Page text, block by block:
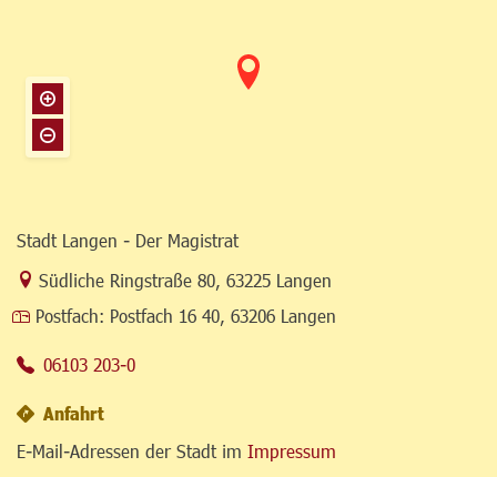
Stadt Langen - Der Magistrat
Link zur Google-Maps Navigation
Südliche Ringstraße 80, 63225 Langen
Postfach: Postfach 16 40, 63206 Langen
06103 203-0
Anfahrt
E-Mail-Adressen der Stadt im Impressum